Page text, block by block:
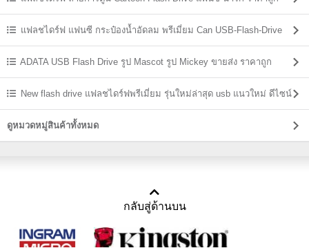
แฟลชไดร์ฟ แฟนซี กระป๋องน้ำอัดลม พรีเมี่ยม Can USB-Flash-Drive
ADATA USB Flash Drive รูป Mascot รูป Mickey ขายส่ง ราคาถูก
New flash drive แฟลชไดร์ฟพรีเมี่ยม รุ่นใหม่ล่าสุด usb แนวใหม่ ดีไซน์
แปลกๆ
ดูหมวดหมู่สินค้าทั้งหมด
กลับสู่ด้านบน